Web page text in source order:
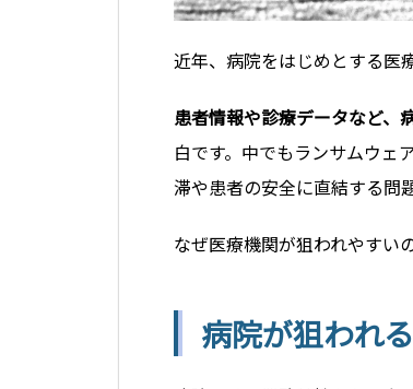
近年、病院をはじめとする医
患者情報や診療データなど、
白です。中でもランサムウェ
滞や患者の安全に直結する問
なぜ医療機関が狙われやすい
病院が狙われ